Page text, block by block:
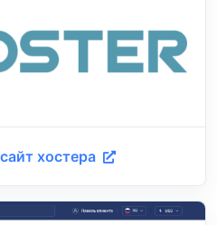
хостера